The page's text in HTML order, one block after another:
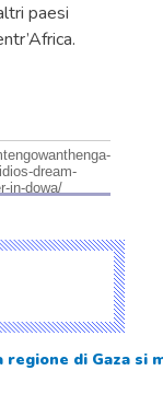
paesi
dream-
in-dowa/
regione di Gaza